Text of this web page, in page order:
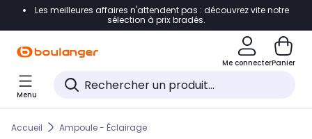
Accéder directement à la navigation
Accéder directement au pied de page
Accéder directement au chatbot
Les meilleures affaires n'attendent pas : découvrez vite notre
sélection à prix bradés.
Me connecterPanier
Menu
Accueil Ampoule - Éclairage